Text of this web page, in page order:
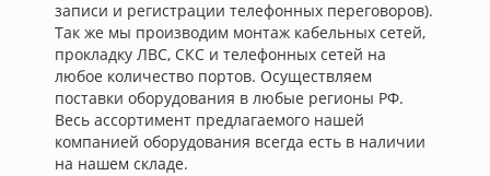
записи и регистрации телефонных переговоров).
Так же мы производим монтаж кабельных сетей,
прокладку ЛВС, СКС и телефонных сетей на
любое количество портов. Осуществляем
поставки оборудования в любые регионы РФ.
Весь ассортимент предлагаемого нашей
компанией оборудования всегда есть в наличии
на нашем складе.